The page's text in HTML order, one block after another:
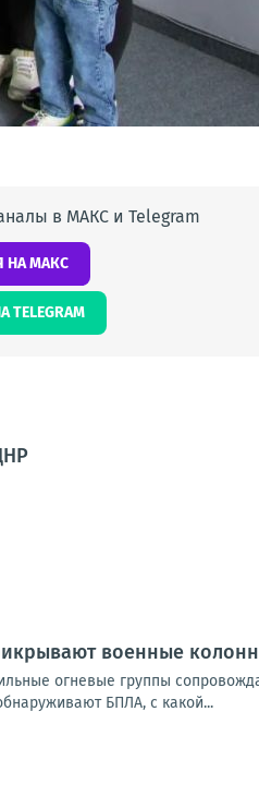
в МАКС и Telegram
НА МАКС
военные
огневые группы
БПЛА, с какой...